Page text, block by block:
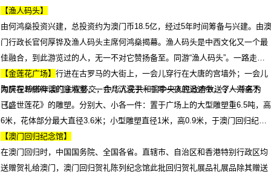
化遗产。
【渔人码头】
由何鸿燊投资兴建，总投资约为澳门币18.5亿，经过5年时间筹备与兴建。由澳
门行政长官何厚铧及渔人码头主席何鸿燊揭幕。渔人码头是中西文化又一个最
佳融合，到此游览过的人，无一不对它赞扬备至。同游“渔人码头”。一路走
来，仿佛一会儿行进在古罗马的大街上，一会儿穿行在大唐的宫墙外；一会儿
陶醉在希腊神话的意境里，一会儿沉浸于一千零一夜的追述中，令人兴奋不
已。
【金莲花广场】
为庆祝1999年澳门主权移交，中华人民共和国中央人民政府致送了一尊名为
《盛世莲花》的雕塑。分别大、小各一件：置于广场上的大型雕塑重6.5吨，高
6米，花体部分最大直径3.6米；小型雕塑直径1米，高0.9米，于澳门回归纪念
馆展出。
【澳门回归纪念馆】
在澳门回归时，中国国务院、全国各省。直辖市、自治区和香港特别行政区均
送赠贺礼给澳门，澳门回归贺礼陈列纪念馆此批回归贺礼展品礼展品除其赠送